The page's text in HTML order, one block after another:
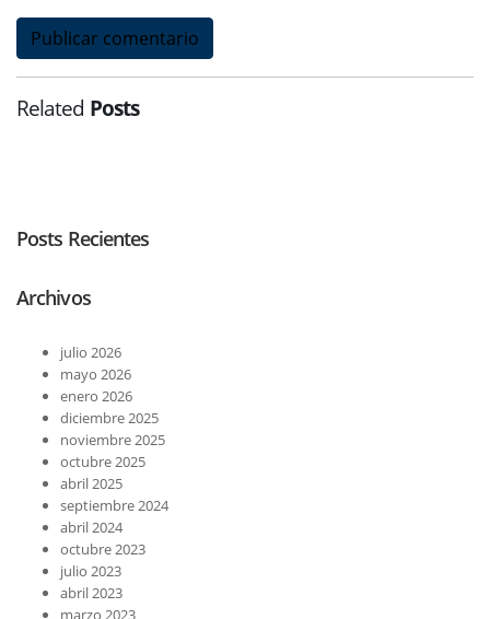
Related Posts
Posts Recientes
Archivos
julio 2026
mayo 2026
enero 2026
diciembre 2025
noviembre 2025
octubre 2025
abril 2025
septiembre 2024
abril 2024
octubre 2023
julio 2023
abril 2023
marzo 2023